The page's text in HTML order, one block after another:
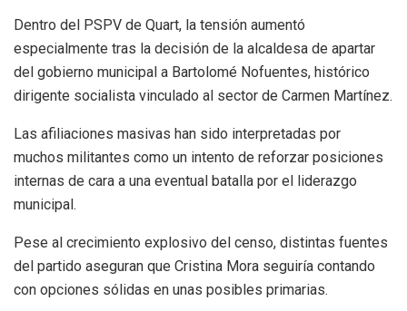
Dentro del PSPV de Quart, la tensión aumentó
especialmente tras la decisión de la alcaldesa de apartar
del gobierno municipal a Bartolomé Nofuentes, histórico
dirigente socialista vinculado al sector de Carmen Martínez.
Las afiliaciones masivas han sido interpretadas por
muchos militantes como un intento de reforzar posiciones
internas de cara a una eventual batalla por el liderazgo
municipal.
Pese al crecimiento explosivo del censo, distintas fuentes
del partido aseguran que Cristina Mora seguiría contando
con opciones sólidas en unas posibles primarias.